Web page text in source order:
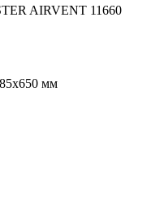
AIRVENT 11660
мм